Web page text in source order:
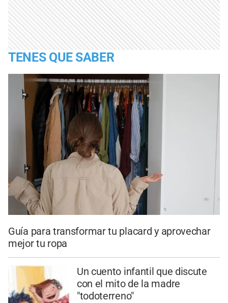
TENES QUE SABER
Guía para transformar tu placard y aprovechar
mejor tu ropa
Un cuento infantil que discute
con el mito de la madre
"todoterreno"